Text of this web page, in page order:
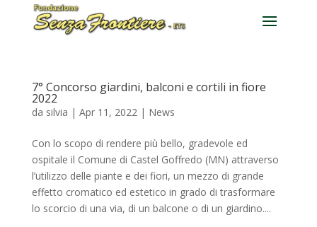
7° Concorso giardini, balconi e cortili in fiore
2022
da silvia | Apr 11, 2022| News
Con lo scopo di rendere più bello, gradevole ed
ospitale il Comune di Castel Goffredo (MN) attraverso
l’utilizzo delle piante e dei fiori, un mezzo di grande
effetto cromatico ed estetico in grado di trasformare
lo scorcio di una via, di un balcone o di un giardino....